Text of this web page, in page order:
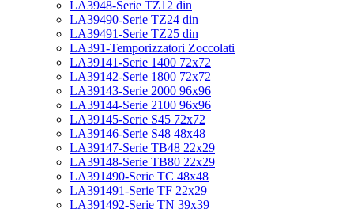
LA3948-Serie TZ12 din
LA39490-Serie TZ24 din
LA39491-Serie TZ25 din
LA391-Temporizzatori Zoccolati
LA39141-Serie 1400 72x72
LA39142-Serie 1800 72x72
LA39143-Serie 2000 96x96
LA39144-Serie 2100 96x96
LA39145-Serie S45 72x72
LA39146-Serie S48 48x48
LA39147-Serie TB48 22x29
LA39148-Serie TB80 22x29
LA391490-Serie TC 48x48
LA391491-Serie TF 22x29
LA391492-Serie TN 39x39